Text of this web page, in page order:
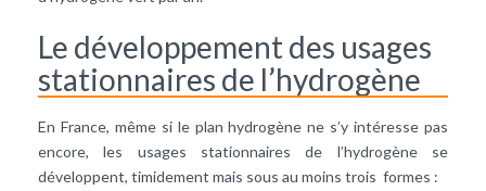
Le développement des usages
stationnaires de l’hydrogène
En France, même si le plan hydrogène ne s’y intéresse pas
encore, les usages stationnaires de l’hydrogène se
développent, timidement mais sous au moins trois formes :